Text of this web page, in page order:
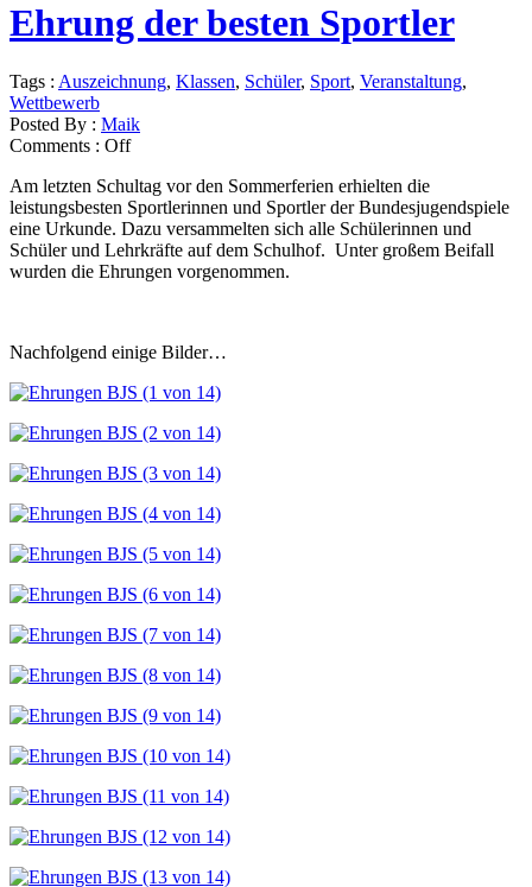
Ehrung der besten Sportler
Tags : Auszeichnung, Klassen, Schüler, Sport, Veranstaltung,
Wettbewerb
Posted By : Maik
Comments : Off
Am letzten Schultag vor den Sommerferien erhielten die
leistungsbesten Sportlerinnen und Sportler der Bundesjugendspiele
eine Urkunde. Dazu versammelten sich alle Schülerinnen und
Schüler und Lehrkräfte auf dem Schulhof. Unter großem Beifall
wurden die Ehrungen vorgenommen.
Nachfolgend einige Bilder…